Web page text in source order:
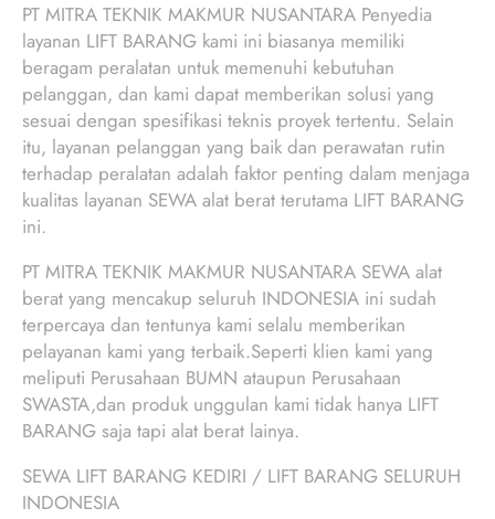
PT MITRA TEKNIK MAKMUR NUSANTARA Penyedia
layanan LIFT BARANG kami ini biasanya memiliki
beragam peralatan untuk memenuhi kebutuhan
pelanggan, dan kami dapat memberikan solusi yang
sesuai dengan spesifikasi teknis proyek tertentu. Selain
itu, layanan pelanggan yang baik dan perawatan rutin
terhadap peralatan adalah faktor penting dalam menjaga
kualitas layanan SEWA alat berat terutama LIFT BARANG
ini.
PT MITRA TEKNIK MAKMUR NUSANTARA SEWA alat
berat yang mencakup seluruh INDONESIA ini sudah
terpercaya dan tentunya kami selalu memberikan
pelayanan kami yang terbaik.Seperti klien kami yang
meliputi Perusahaan BUMN ataupun Perusahaan
SWASTA,dan produk unggulan kami tidak hanya LIFT
BARANG saja tapi alat berat lainya.
SEWA LIFT BARANG KEDIRI / LIFT BARANG SELURUH
INDONESIA